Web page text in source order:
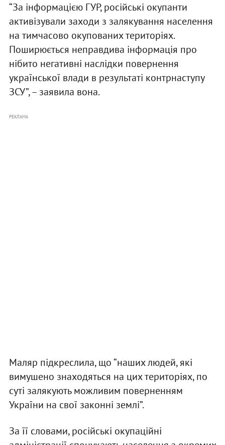
“За інформацією ГУР, російські окупанти
активізували заходи з залякування населення
на тимчасово окупованих територіях.
Поширюється неправдива інформація про
нібито негативні наслідки повернення
української влади в результаті контрнаступу
ЗСУ”, – заявила вона.
РЕКЛАМА
Маляр підкреслила, що “наших людей, які
вимушено знаходяться на цих територіях, по
суті залякують можливим поверненням
України на свої законні землі”.
За її словами, російські окупаційні